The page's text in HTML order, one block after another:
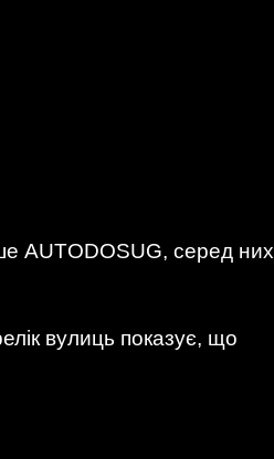
AUTODOSUG, серед них
вулиць показує, що